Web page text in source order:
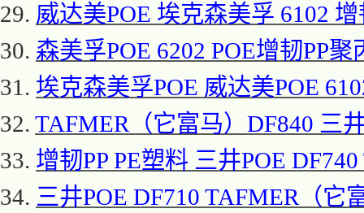
29. 威达美POE 埃克森美孚 6102 增
30. 森美孚POE 6202 POE增韧PP
31. 埃克森美孚POE 威达美POE
32. TAFMER（它富马）DF840 三
33. 增韧PP PE塑料 三井POE
34. 三井POE DF710 TAFMER（它